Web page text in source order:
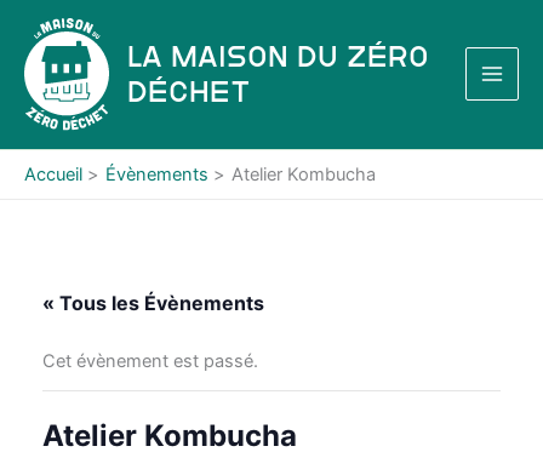
contenu
La Maison du Zéro
Déchet
Accueil Évènements Atelier Kombucha
« Tous les Évènements
Cet évènement est passé.
Atelier Kombucha